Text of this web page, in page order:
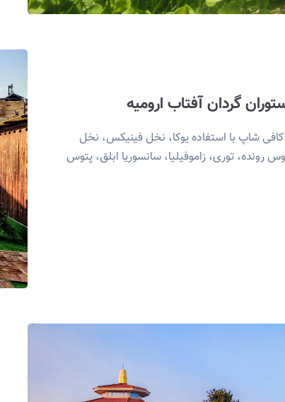
گردان آفتاب ارومیه
شاپ با استفاده یوکا، نخل فینیکس، نخل
رونده، توری، زاموفیلیا، سانسوریا ابلق، پتوس